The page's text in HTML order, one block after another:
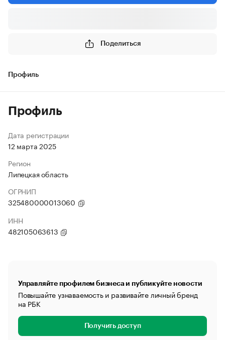
Поделиться
Профиль
Профиль
Дата регистрации
12 марта 2025
Регион
Липецкая область
ОГРНИП
325480000013060
ИНН
482105063613
Управляйте профилем бизнеса и публикуйте новости
Повышайте узнаваемость и развивайте личный бренд
на РБК
Получить доступ